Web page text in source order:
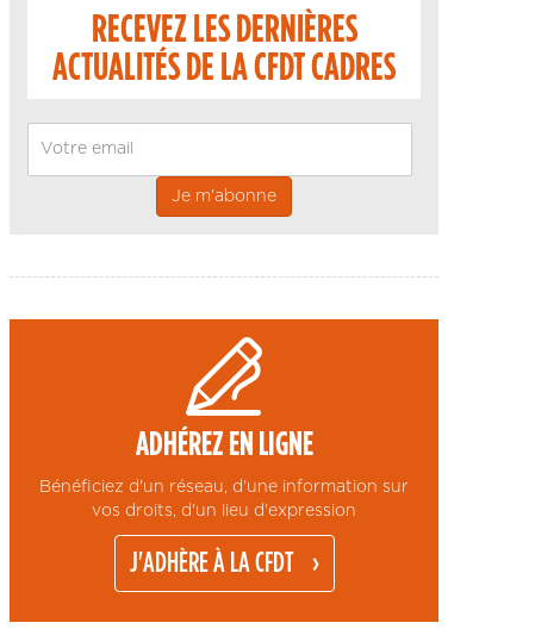
RECEVEZ LES DERNIÈRES
ACTUALITÉS DE LA CFDT CADRES
ADHÉREZ EN LIGNE
Bénéficiez d'un réseau, d'une information sur
vos droits, d'un lieu d'expression
J'ADHÈRE À LA CFDT